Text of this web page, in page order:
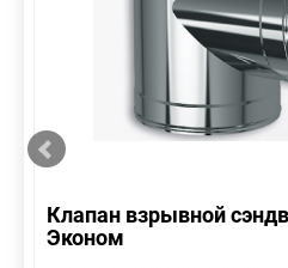
Клапан взрывной
Эконом